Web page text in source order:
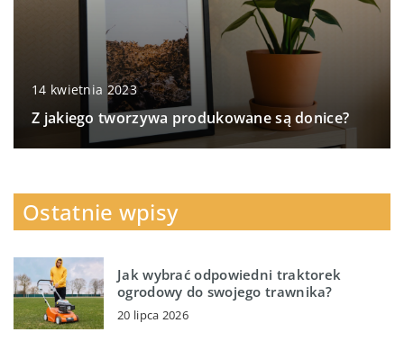
14 kwietnia 2023
Z jakiego tworzywa produkowane są donice?
Ostatnie wpisy
Jak wybrać odpowiedni traktorek
ogrodowy do swojego trawnika?
20 lipca 2026